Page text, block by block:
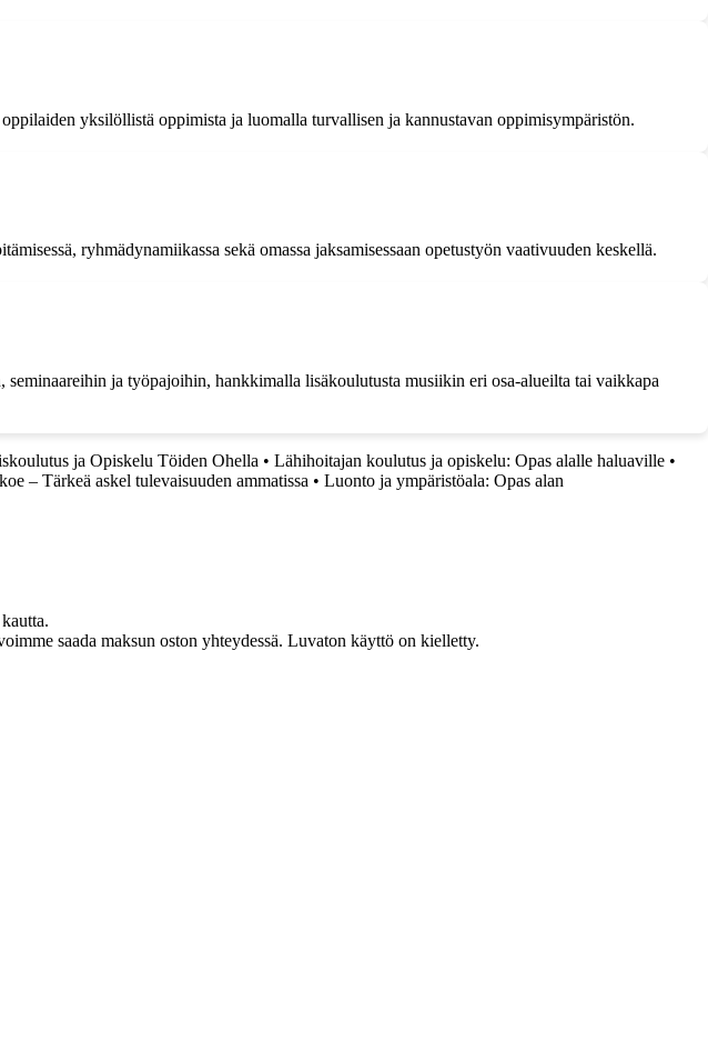
yksilöllistä oppimista ja luomalla turvallisen ja kannustavan oppimisympäristön.
ryhmädynamiikassa sekä omassa jaksamisessaan opetustyön vaativuuden keskellä.
ja työpajoihin, hankkimalla lisäkoulutusta musiikin eri osa-alueilta tai vaikkapa
ja Opiskelu Töiden Ohella • Lähihoitajan koulutus ja opiskelu: Opas alalle haluaville •
– Tärkeä askel tulevaisuuden ammatissa • Luonto ja ympäristöala: Opas alan
saada maksun oston yhteydessä. Luvaton käyttö on kielletty.